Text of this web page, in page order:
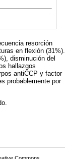
resorción
en flexión (31%).
disminución del
hallazgos
antiCCP y factor
probablemente por